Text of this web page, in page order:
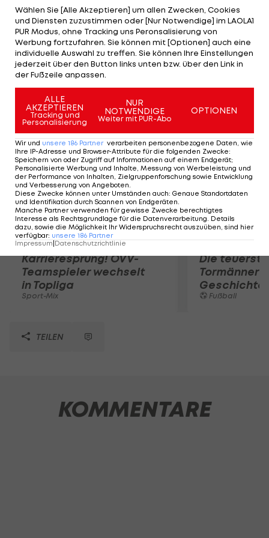
zehnte Saisonsieg bzw. der zehnte Erfolg in
Kalifornien. Im Gesamtklassement gibt es keine
Änderungen. Tejay van Garderen (BMC) krönt sich
erstmals zum Rundfahrt-Sieger und verweist
Michael Rogers (TST/+1:47 min) und Janier Acevedo
(JSH/+3:26) auf die Plätze.
Mehr zum Thema
Karrieresprung! ÖVV-
Teamspieler wechselt
in Topliga
Sport-Mix
Die
Tormänner
Geschichte
Fußball
TEILEN
KOMMENTARE
Wählen Sie [Alle Akzeptieren] um allen Zwecken, Cookies
und Diensten zuzustimmen oder [Nur Notwendige] im LAOLA1
PUR Modus, ohne Tracking uns Peronsalisierung von
Werbung fortzufahren. Sie können mit [Optionen] auch eine
individuelle Auswahl zu treffen. Sie können Ihre Einstellungen
jederzeit über den Button links unten bzw. über den Link in
der Fußzeile anpassen.
ALLE
AKZEPTIEREN
Tracking und
Personalisierung
NUR
NOTWENDIGE
Weiter mit PUR-Abo
OPTIONEN
Wir und unsere 186 Partner verarbeiten personenbezogene Daten, wie
Ihre IP-Adresse und Browser-Attribute für die folgenden Zwecke:
Speichern von oder Zugriff auf Informationen auf einem Endgerät;
Personalisierte Werbung und Inhalte, Messung von Werbeleistung und
der Performance von Inhalten, Zielgruppenforschung sowie Entwicklung
und Verbesserung von Angeboten.
Diese Zwecke können unter Umständen auch: Genaue Standortdaten
und Identifikation durch Scannen von Endgeräten.
Manche Partner verwenden für gewisse Zwecke berechtigtes
Interesse als Rechtsgrundlage für die Datenverarbeitung. Details
dazu, sowie die Möglichkeit Ihr Widerspruchsrecht auszuüben, sind hier
verfügbar: unsere 186 Partner
Impressum Datenschutzrichtlinie